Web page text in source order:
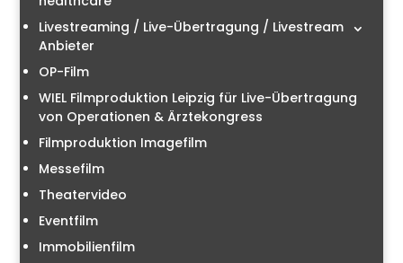
Livestreaming / Live-Übertragung / Livestream
Anbieter
OP-Film
WIEL Filmproduktion Leipzig für Live-Übertragung
von Operationen & Ärztekongress
Filmproduktion Imagefilm
Messefilm
Theatervideo
Eventfilm
Immobilienfilm